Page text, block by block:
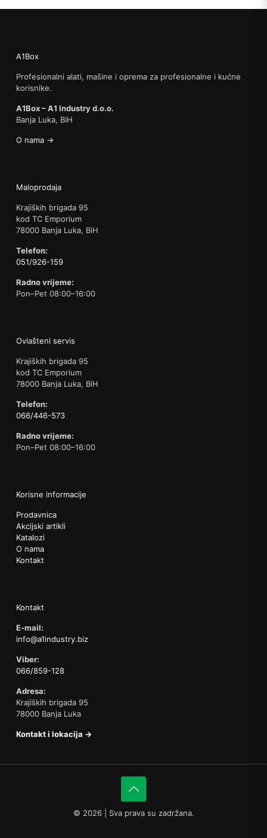
466,83 KM.399,00 KM.
A1Box
Profesionalni alati, mašine i oprema za profesionalne i kućne
korisnike.
A1Box – A1 Industry d.o.o.
Banja Luka, BiH
O nama →
Maloprodaja
Krajiških brigada 95
kod TC Emporium
78000 Banja Luka, BiH
Telefon:
051/926-159
Radno vrijeme:
Pon–Pet 08:00–16:00
Ovlašteni servis
Krajiških brigada 95
kod TC Emporium
78000 Banja Luka, BiH
Telefon:
066/446-573
Radno vrijeme:
Pon–Pet 08:00–16:00
Korisne informacije
Prodavnica
Akcijski artikli
Katalozi
O nama
Kontakt
Kontakt
E-mail:
info@a1industry.biz
Viber:
066/859-128
Adresa:
Krajiških brigada 95
78000 Banja Luka
Kontakt i lokacija →
© 2026 | Sva prava su zadržana.